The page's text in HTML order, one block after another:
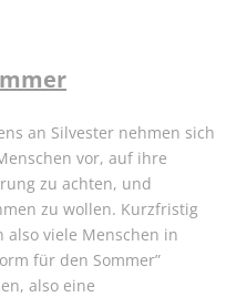
an Silvester nehmen sich
vor, auf ihre
zu achten, und
zu wollen. Kurzfristig
also viele Menschen in
für den Sommer”
also eine